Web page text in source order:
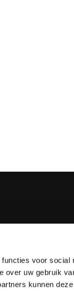
voor social
over uw gebruik
kunnen